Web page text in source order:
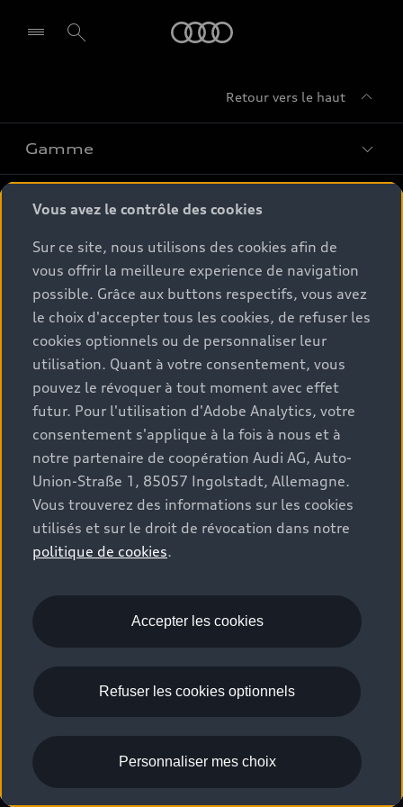
Retour vers le haut
Gamme
Tous les modèles
Comparer les modèles
Modèles électriques
Hybrides plug-in
Conseil & achat
Offres du moment
Configurateur
Véhicules neufs disponibles
Occasions
Audi Gebrauchtwagen :plus
Clients professionnels
Audi exclusive
Service & Accessoires
Accessoires d'origine Audi
Audi Services
Services numériques Audi
myAudi
Garantie & assistance
Partenaire Service Audi
Batterie et sécurité
Espace client
Contact
Trouver mon partenaire Audi
Demande d'essai
Audi World
Stories of Progress
Stories of Luxembourg
© 2026 Audi AG. Tous droits réservés.
La marque Recrutement
WLTP
Emissions CO2
Mentions légales
Gérer vos cookies
Please select country
Vous avez le contrôle des cookies
Sur ce site, nous utilisons des cookies afin de
vous offrir la meilleure experience de navigation
possible. Grâce aux buttons respectifs, vous avez
le choix d'accepter tous les cookies, de refuser les
cookies optionnels ou de personnaliser leur
utilisation. Quant à votre consentement, vous
pouvez le révoquer à tout moment avec effet
futur. Pour l'utilisation d'Adobe Analytics, votre
consentement s'applique à la fois à nous et à
notre partenaire de coopération Audi AG, Auto-
Union-Straße 1, 85057 Ingolstadt, Allemagne.
Vous trouverez des informations sur les cookies
utilisés et sur le droit de révocation dans notre
politique de cookies.
Accepter les cookies
Refuser les cookies optionnels
Personnaliser mes choix